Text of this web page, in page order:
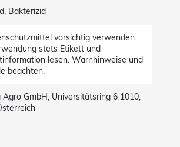
Fungizid, Bakterizid
vorsichtig verwenden.
stets Etikett und
lesen. Warnhinweise und
beachten.
Agro GmbH, Universitätsring 6 1010,